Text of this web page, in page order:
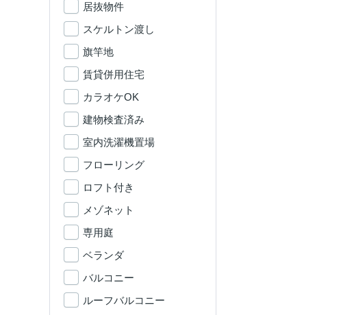
居抜物件
スケルトン渡し
旗竿地
賃貸併用住宅
カラオケOK
建物検査済み
室内洗濯機置場
フローリング
ロフト付き
メゾネット
専用庭
ベランダ
バルコニー
ルーフバルコニー